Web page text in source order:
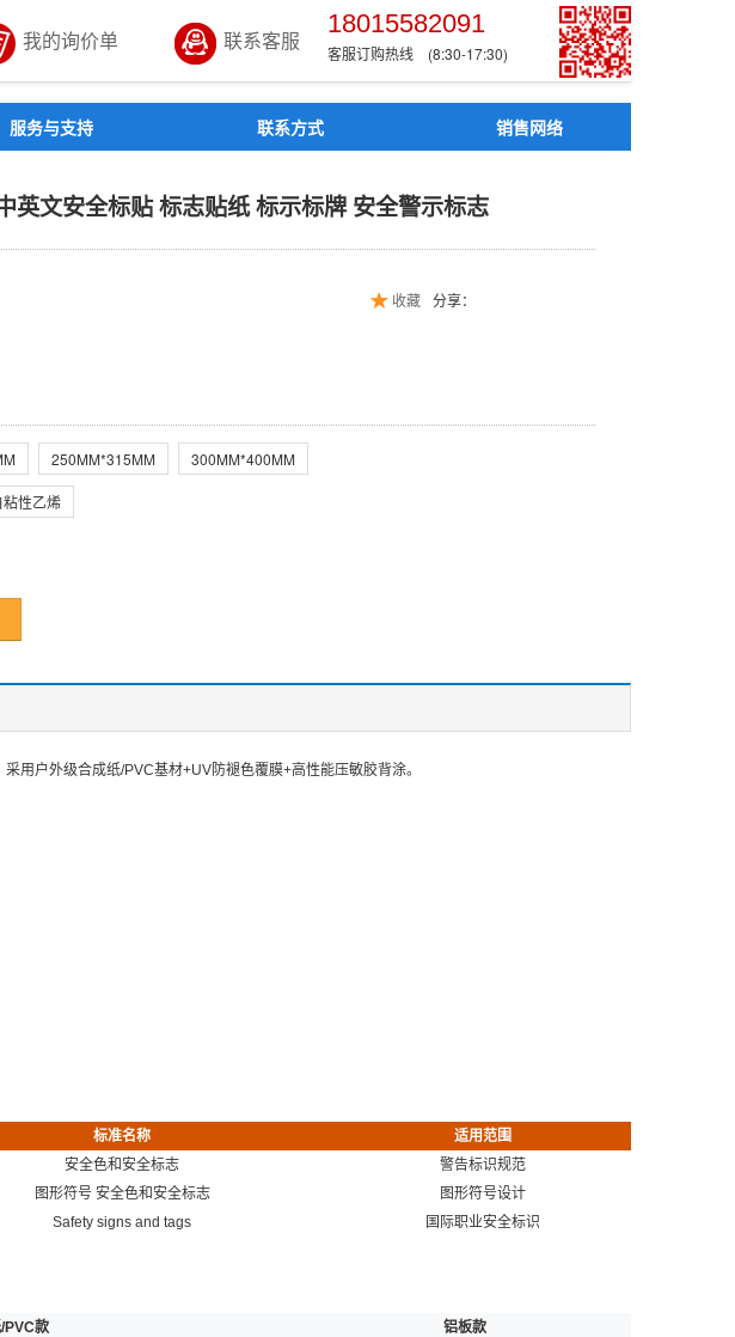
我的询价单 联系客服
18015582091
客服订购热线 (8:30-17:30)
服务与支持 联系方式 销售网络
全标贴 标志贴纸 标示标牌 安
英文安全标贴 标志贴纸 标示标牌 安全警示标志
250MM*315MM 300MM*400MM
粘性乙烯
收藏 分享：
用户外级合成纸/PVC基材+UV防褪色覆膜+高性能压敏胶背涂。
标准名称
适用范围
安全色和安全标志
警告标识规范
图形符号 安全色和安全标志
图形符号设计
Safety signs and tags 国际职业安全标识
PVC款
铝板款